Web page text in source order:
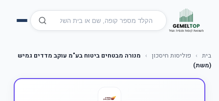
בית › פוליסות חיסכון ›
מנורה מבטחים ביטוח בע"מ עוקב מדדים גמיש
(משת)